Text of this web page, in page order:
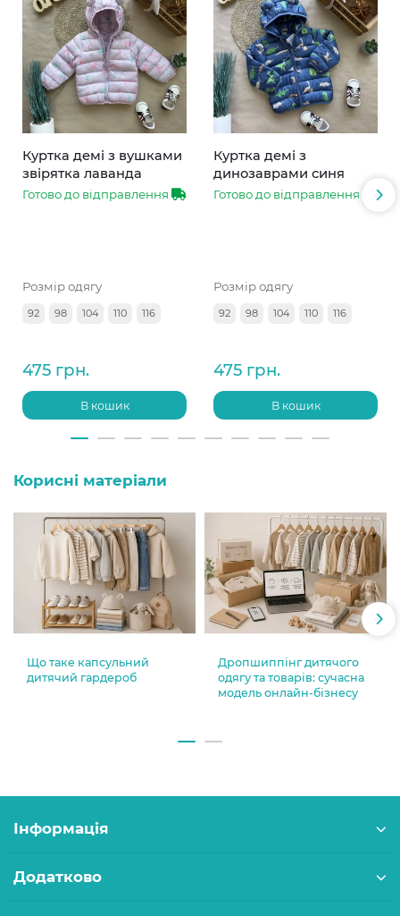
Куртка демі з вушками
звірятка лаванда
Готово до відправлення
Розмір одягу
92 98 104 110 116
475 грн.
В кошик
Куртка демі з
динозаврами синя
Готово до відправлення
Розмір одягу
92 98 104 110 116
475 грн.
В кошик
Корисні матеріали
Що таке капсульний
дитячий гардероб
Дропшиппінг дитячого
одягу та товарів: сучасна
модель онлайн-бізнесу
Інформація
Додатково